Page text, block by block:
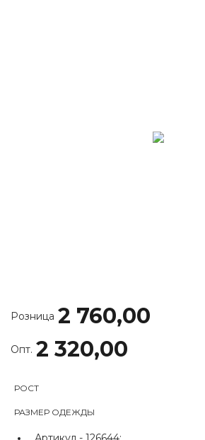
Розница 2 760,00
Опт. 2 320,00
РОСТ
РАЗМЕР ОДЕЖДЫ